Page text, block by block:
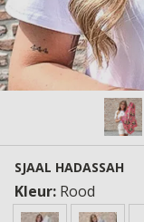
SJAAL HADASSAH
Kleur: Rood